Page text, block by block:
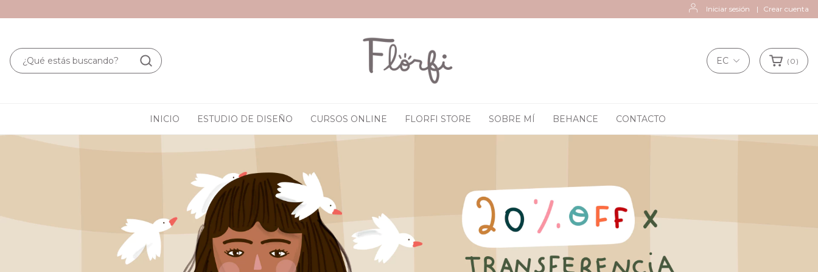
Iniciar sesión | Crear cuenta
EC ( 0 )
INICIO ESTUDIO DE DISEÑO CURSOS ONLINE FLORFI STORE SOBRE MÍ BEHANCE CONTACTO